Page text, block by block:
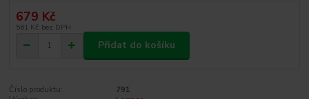
679 Kč
561 Kč bez DPH
Přidat do košíku
Číslo produktu:
791